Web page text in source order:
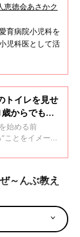
恵徳会あさかク
育病院小児科を
児科医として活
トイレを見せ
からでもで
ニング
始める前
ことをイメージ
ミュニケーショ
～んぶ教え
んなり切り抜け